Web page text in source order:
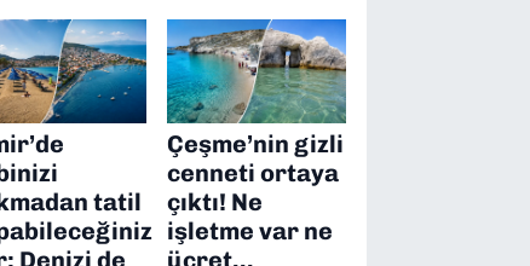
tatil
Denizi de
Çeşme’nin gizli
cenneti ortaya
çıktı! Ne
işletme var ne
ücret…